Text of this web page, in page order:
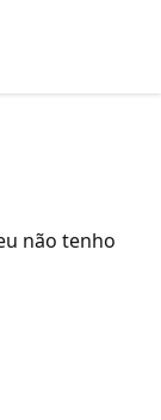
não tenho